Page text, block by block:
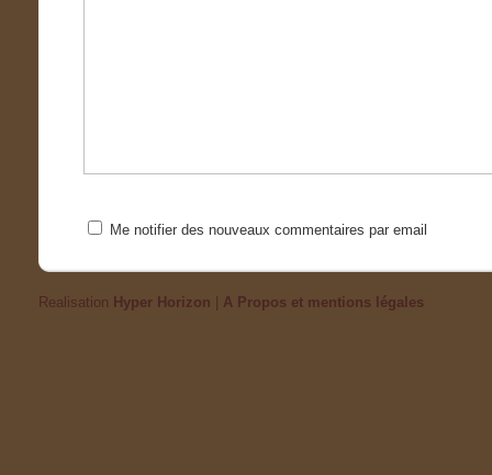
Me notifier des nouveaux commentaires par email
Realisation Hyper Horizon | A Propos et mentions légales